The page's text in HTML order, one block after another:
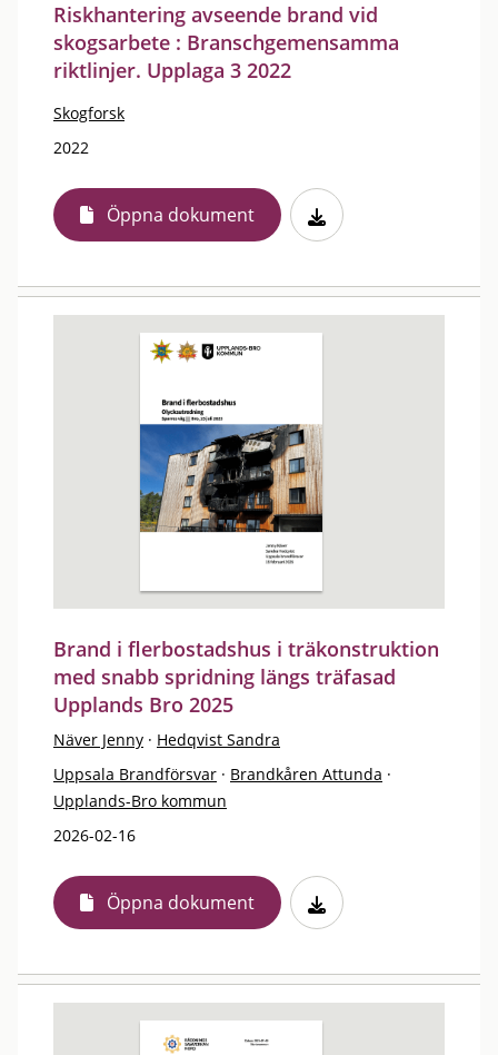
Riskhantering avseende brand vid
skogsarbete : Branschgemensamma
riktlinjer. Upplaga 3 2022
Skogforsk
2022
Öppna dokument
Brand i flerbostadshus i träkonstruktion
med snabb spridning längs träfasad
Upplands Bro 2025
Näver Jenny · Hedqvist Sandra
Uppsala Brandförsvar · Brandkåren Attunda ·
Upplands-Bro kommun
2026-02-16
Öppna dokument